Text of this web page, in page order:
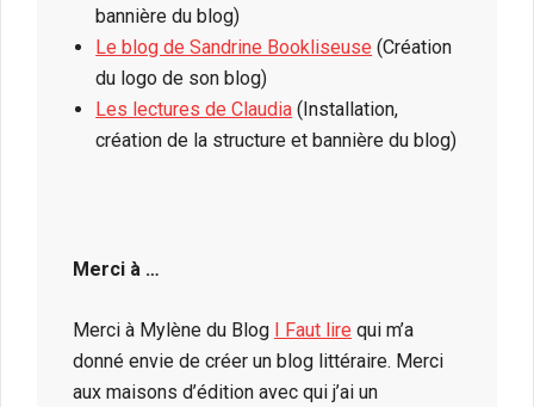
bannière du blog)
Le blog de Sandrine Bookliseuse (Création
du logo de son blog)
Les lectures de Claudia (Installation,
création de la structure et bannière du blog)
Merci à …
Merci à Mylène du Blog I Faut lire qui m’a
donné envie de créer un blog littéraire. Merci
aux maisons d’édition avec qui j’ai un